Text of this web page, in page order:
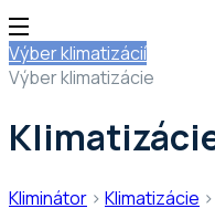
Výber klimatizácií
Výber klimatizácie
Kliminátor > Klimatizácie >